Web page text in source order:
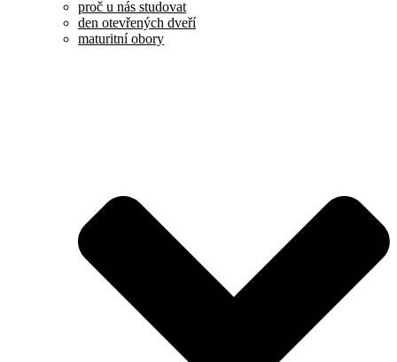
proč u nás studovat
den otevřených dveří
maturitní obory